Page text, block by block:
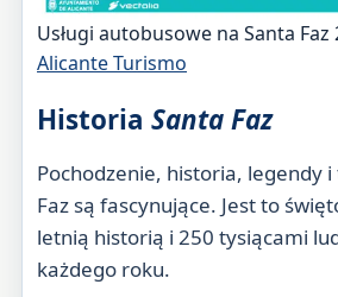
Usługi autobusowe na Santa Faz
Alicante Turismo
Historia Santa Faz
Pochodzenie, historia, legendy
Faz są fascynujące. Jest to
letnią historią i 250 tysiącami
każdego roku.